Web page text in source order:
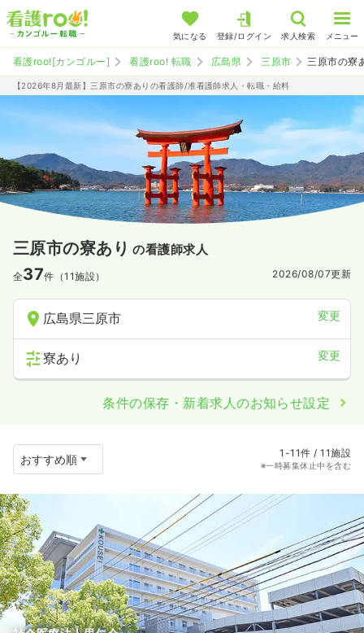
気になる 登録/ログイン 求人検索 メニュー
看護roo![カンゴルー] 看護roo! 転職 広島県 三原市 三原市の寮
【2026年8月最新】三原市の寮ありの看護師/准看護師求人・転職・給料
三原市の寮あり の看護師求人
全37件（11施設） 2026/08/07更新
広島県三原市 変更
寮あり 変更
条件の保存・新着求人のお知らせ設定
1-11件 / 11施設
※一時募集休止中を含む